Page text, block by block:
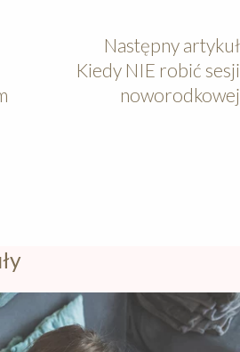
Następny artykuł
Kiedy NIE robić sesji
noworodkowej